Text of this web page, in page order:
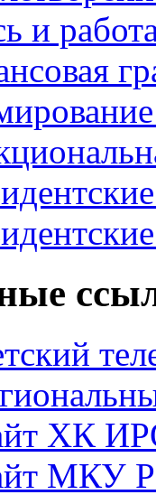
и
ХК
МКУ